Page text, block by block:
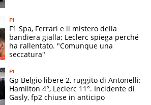
0
Piastri (11) -
Lando
10
Oscar
Piastri (5) -
F1
F1 Spa, Ferrari e il mistero della
bandiera gialla: Leclerc spiega perché
ha rallentato. "Comunque una
seccatura"
F1
Gp Belgio libere 2, ruggito di Antonelli:
Hamilton 4°, Leclerc 11°. Incidente di
Gasly, fp2 chiuse in anticipo